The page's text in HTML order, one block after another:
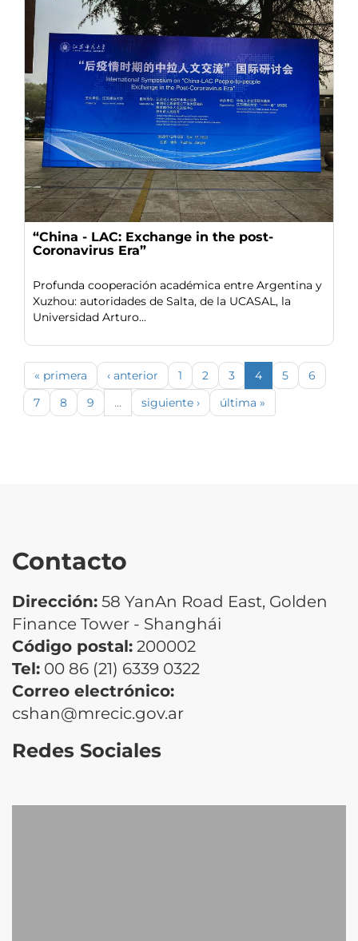
“China - LAC: Exchange in the post-
Coronavirus Era”
Profunda cooperación académica entre Argentina y
Xuzhou: autoridades de Salta, de la UCASAL, la
Universidad Arturo...
« primera ‹ anterior 1 2 3 4 5
6
7
8 9 … siguiente › última »
Contacto
Dirección: 58 YanAn Road East, Golden
Finance Tower - Shanghái
Código postal: 200002
Tel: 00 86 (21) 6339 0322
Correo electrónico:
cshan@mrecic.gov.ar
Redes Sociales